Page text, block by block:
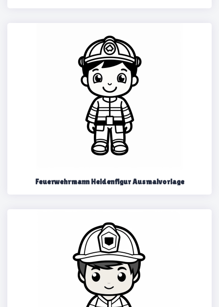
Feuerwehrmann Heldenfigur Ausmalvorlage